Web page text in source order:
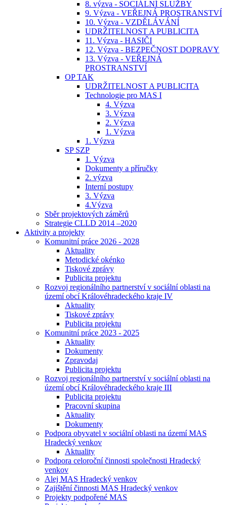
8. výzva - SOCIÁLNÍ SLUŽBY
9. Výzva - VEŘEJNÁ PROSTRANSTVÍ
10. Výzva - VZDĚLÁVÁNÍ
UDRŽITELNOST A PUBLICITA
11. Výzva - HASIČI
12. Výzva - BEZPEČNOST DOPRAVY
13. Výzva - VEŘEJNÁ
PROSTRANSTVÍ
OP TAK
UDRŽITELNOST A PUBLICITA
Technologie pro MAS I
4. Výzva
3. Výzva
2. Výzva
1. Výzva
1. Výzva
SP SZP
1. Výzva
Dokumenty a příručky
2. výzva
Interní postupy
3. Výzva
4.Výzva
Sběr projektových záměrů
Strategie CLLD 2014 –2020
Aktivity a projekty
Komunitní práce 2026 - 2028
Aktuality
Metodické okénko
Tiskové zprávy
Publicita projektu
Rozvoj regionálního partnerství v sociální oblasti na
území obcí Královéhradeckého kraje IV
Aktuality
Tiskové zprávy
Publicita projektu
Komunitní práce 2023 - 2025
Aktuality
Dokumenty
Zpravodaj
Publicita projektu
Rozvoj regionálního partnerství v sociální oblasti na
území obcí Královéhradeckého kraje III
Publicita projektu
Pracovní skupina
Aktuality
Dokumenty
Podpora obyvatel v sociální oblasti na území MAS
Hradecký venkov
Aktuality
Podpora celoroční činnosti společnosti Hradecký
venkov
Alej MAS Hradecký venkov
Zajištění činnosti MAS Hradecký venkov
Projekty podpořené MAS